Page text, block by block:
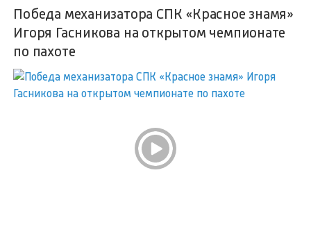
Победа механизатора СПК «Красное знамя»
Игоря Гасникова на открытом чемпионате
по пахоте